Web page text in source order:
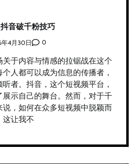
音破千粉技巧
4月30日 0
于内容与情感的拉锯战在这个
人都可以成为信息的传播者，
者。抖音，这个短视频平台，
示自己的舞台。然而，对于千
，如何在众多短视频中脱颖而
这让我不